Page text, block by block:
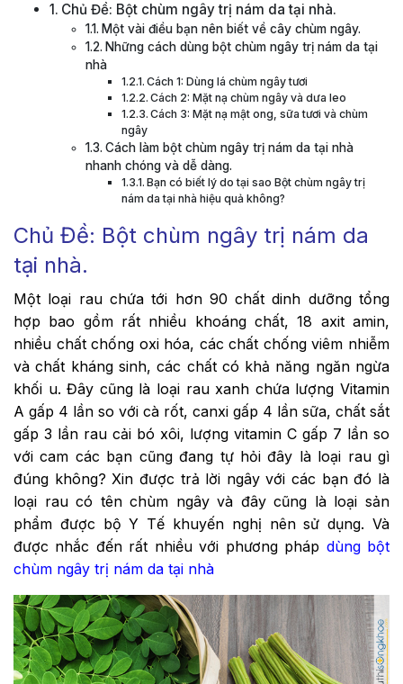
Chủ Đề: Bột chùm ngây trị nám da tại nhà.
Một vài điều bạn nên biết về cây chùm ngây.
Những cách dùng bột chùm ngây trị nám da tại
nhà
Cách 1: Dùng lá chùm ngây tươi
Cách 2: Mặt nạ chùm ngây và dưa leo
Cách 3: Mặt nạ mật ong, sữa tươi và chùm
ngây
Cách làm bột chùm ngây trị nám da tại nhà
nhanh chóng và dễ dàng.
Bạn có biết lý do tại sao Bột chùm ngây trị
nám da tại nhà hiệu quả không?
Chủ Đề: Bột chùm ngây trị nám da
tại nhà.
Một loại rau chứa tới hơn 90 chất dinh dưỡng tổng
hợp bao gồm rất nhiều khoáng chất, 18 axit amin,
nhiều chất chống oxi hóa, các chất chống viêm nhiễm
và chất kháng sinh, các chất có khả năng ngăn ngừa
khối u. Đây cũng là loại rau xanh chứa lượng Vitamin
A gấp 4 lần so với cà rốt, canxi gấp 4 lần sữa, chất sắt
gấp 3 lần rau cải bó xôi, lượng vitamin C gấp 7 lần so
với cam các bạn cũng đang tự hỏi đây là loại rau gì
đúng không? Xin được trả lời ngây với các bạn đó là
loại rau có tên chùm ngây và đây cũng là loại sản
phẩm được bộ Y Tế khuyến nghị nên sử dụng. Và
được nhắc đến rất nhiều với phương pháp dùng bột
chùm ngây trị nám da tại nhà